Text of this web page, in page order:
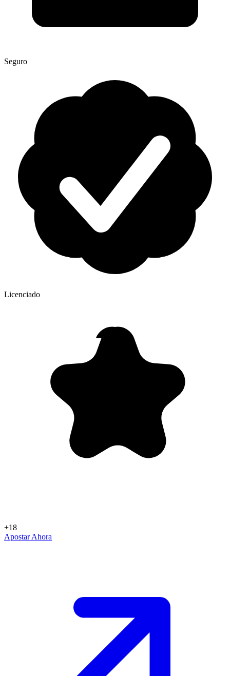
Seguro
Licenciado
+18
Apostar Ahora